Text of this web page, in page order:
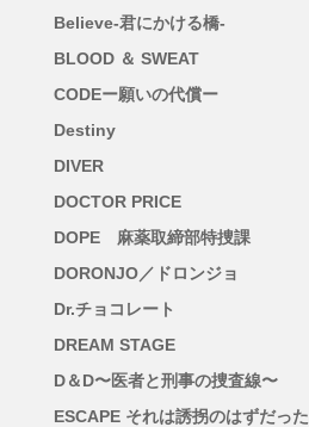
Believe-君にかける橋-
BLOOD ＆ SWEAT
CODEー願いの代償ー
Destiny
DIVER
DOCTOR PRICE
DOPE 麻薬取締部特捜課
DORONJO／ドロンジョ
Dr.チョコレート
DREAM STAGE
D＆D〜医者と刑事の捜査線〜
ESCAPE それは誘拐のはずだった